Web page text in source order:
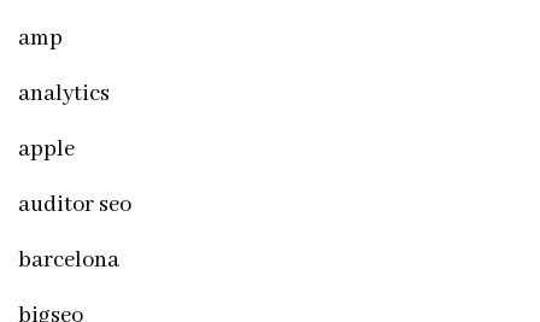
amp
analytics
apple
auditor seo
barcelona
bigseo